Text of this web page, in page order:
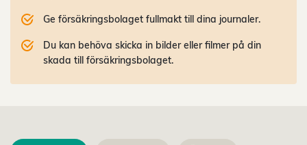
Ge försäkringsbolaget fullmakt till dina journaler.
Du kan behöva skicka in bilder eller filmer på din
skada till försäkringsbolaget.